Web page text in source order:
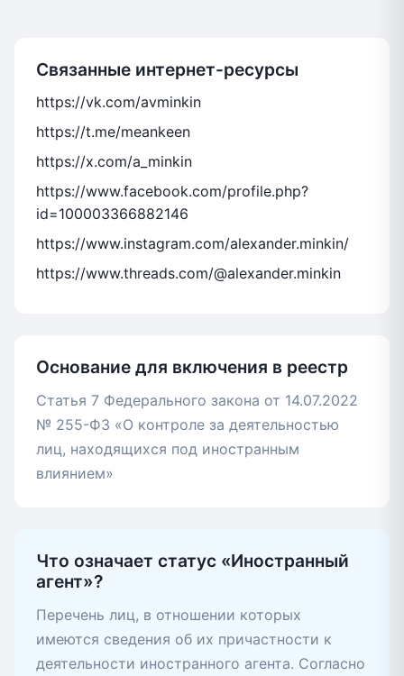
Связанные интернет-ресурсы
https://vk.com/avminkin
https://t.me/meankeen
https://x.com/a_minkin
https://www.facebook.com/profile.php?
id=100003366882146
https://www.instagram.com/alexander.minkin/
https://www.threads.com/@alexander.minkin
Основание для включения в реестр
Статья 7 Федерального закона от 14.07.2022
№ 255-ФЗ «О контроле за деятельностью
лиц, находящихся под иностранным
влиянием»
Что означает статус «Иностранный
агент»?
Перечень лиц, в отношении которых
имеются сведения об их причастности к
деятельности иностранного агента. Согласно